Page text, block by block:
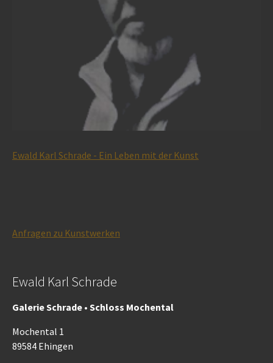
Ewald Karl Schrade - Ein Leben mit der Kunst
Anfragen zu Kunstwerken
Ewald Karl Schrade
Galerie Schrade • Schloss Mochental
Mochental 1
89584 Ehingen